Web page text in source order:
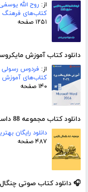
از: روح الله
کتاب‌های فرهنگ
۱۲۵۱ صفحه
دانلود کتاب آموزش
از: فردوس رسولی
کتاب‌های آموزش و
۱۴۰ صفحه
دانلود کتاب مجموعه 88 داستان فارسی
دانلود رایگان
۴۸۷ صفحه
🎧 دانلود کتاب صوتی چنگال